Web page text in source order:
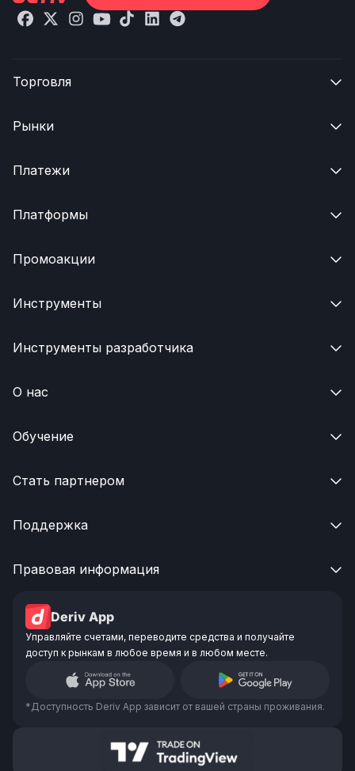
Торговля 
Рынки 
Платежи 
Платформы 
Промоакции 
Инструменты 
Инструменты разработчика 
О нас 
Обучение 
Стать партнером 
Поддержка 
Правовая информация 
Deriv App
Управляйте счетами, переводите средства и получайте
доступ к рынкам в любое время и в любом месте.
*Доступность Deriv App зависит от вашей страны проживания.